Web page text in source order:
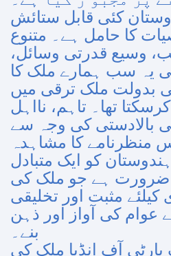
کئی قابل ستائش
کا حامل ہے۔ متنوع
وسیع قدرتی وسائل،
یہ سب ہمارے ملک کا
ملک ترقی میں
تھا۔ تاہم، نااہل
بالادستی کی وجہ سے
کا مشاہدہ
کو ایک متبادل
ضرورت ہے جو ملک کی
کیلئے مثبت اور تخلیقی
عوام کی آواز اور ذہن
بنے۔
آف انڈیا ملک کی